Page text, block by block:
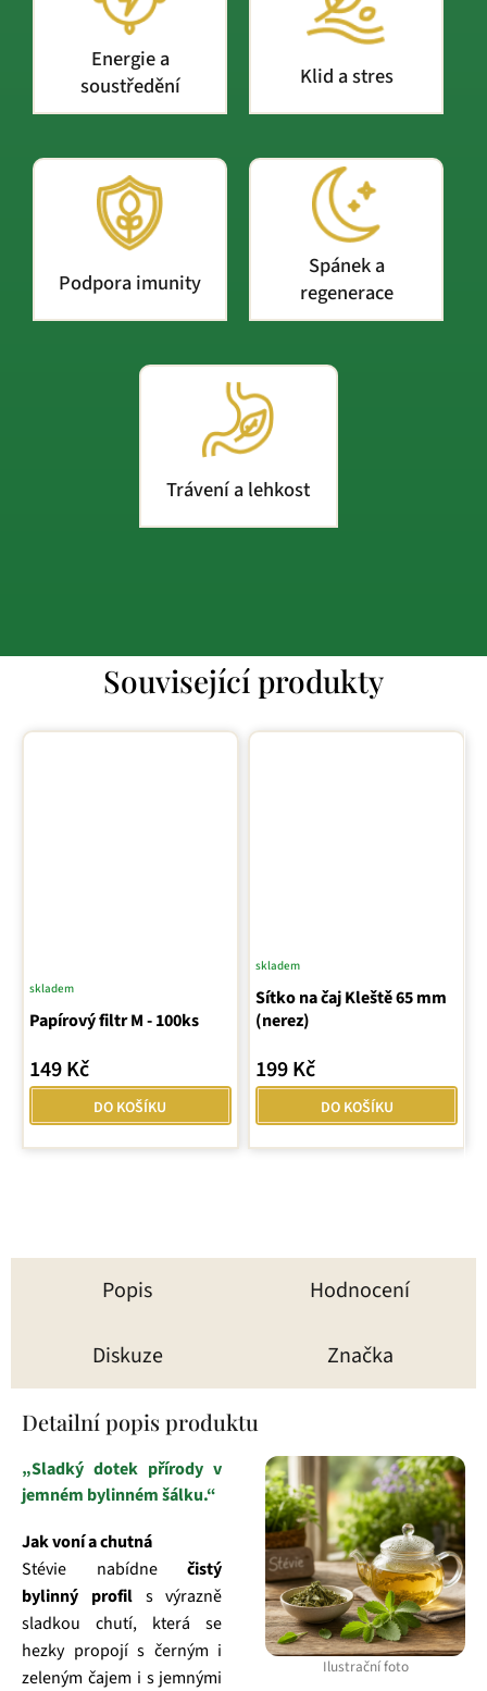
Energie a
soustředění
Klid a stres
Podpora imunity
Spánek a
regenerace
Trávení a lehkost
Související produkty
Papírový filtr M - 100ks
Průměrné
hodnocení
je
z
5
skladem
149 Kč
DO KOŠÍKU
Sítko na čaj Kleště 65 mm
(nerez)
skladem
199 Kč
DO KOŠÍKU
Popis Hodnocení
Diskuze Značka
Detailní popis produktu
Ilustrační foto
„Sladký dotek přírody v
jemném bylinném šálku.“
Jak voní a chutná
Stévie nabídnečistý
bylinný profils výrazně
sladkou chutí, která se
hezky propojí s černým i
zeleným čajem i s jemnými